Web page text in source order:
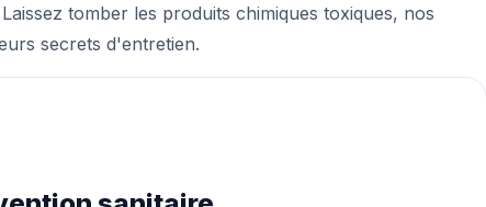
tomber les produits chimiques toxiques, nos
secrets d'entretien.